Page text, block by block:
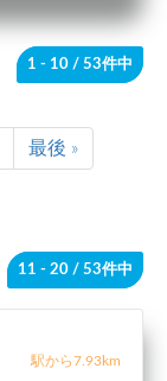
1 - 10 / 53件中
最後 »
11 - 20 / 53件中
駅から7.93km